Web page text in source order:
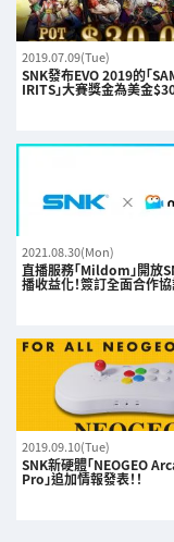
2019.07.09(Tue)
SNK發布EVO 2019的「
IRITS」大賽獎金為美金
2021.08.30(Mon)
直播服務「Mildom」開放
播收益化！簽訂全面合作
2019.09.10(Tue)
SNK新硬體「NEOGEO
Pro」追加情報發表！！